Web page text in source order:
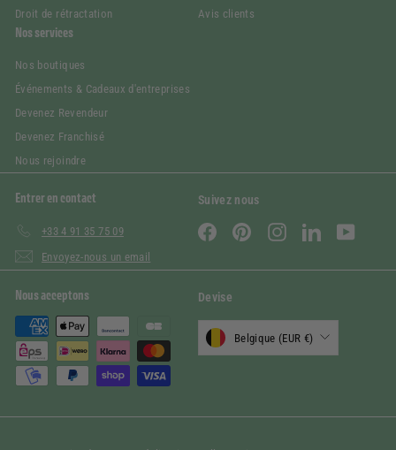
Droit de rétractation
Avis clients
Nos services
Nos boutiques
Événements & Cadeaux d'entreprises
Devenez Revendeur
Devenez Franchisé
Nous rejoindre
Entrer en contact
+33 4 91 35 75 09
Envoyez-nous un email
Suivez nous
FacebookPinterestInstagramLinkedIn
Nous acceptons Devise
Belgique (EUR €)